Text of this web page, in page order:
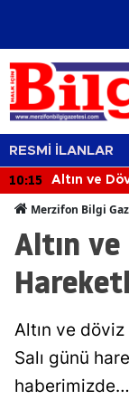
RESMİ İLANLAR
10:15 Altın ve
Merzifon Bilgi
Altın
Altın ve
Salı günü
haberimizde…